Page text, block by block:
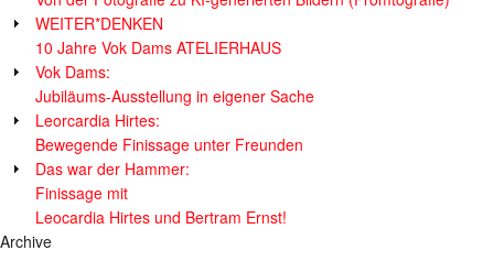
WEITER*DENKEN
10 Jahre Vok Dams ATELIERHAUS
Vok Dams:
Jubiläums-Ausstellung in eigener Sache
Leorcardia Hirtes:
Bewegende Finissage unter Freunden
Das war der Hammer:
Finissage mit
Leocardia Hirtes und Bertram Ernst!
Archive